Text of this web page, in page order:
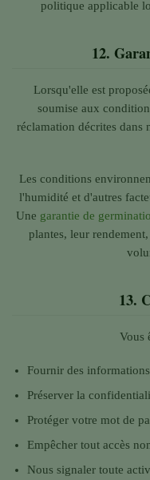
politique applicable
12.
Lorsqu'elle est
soumise aux
réclamation décrites dans
Les conditions
l'humidité et d'autres
Une garantie de
plantes, leur
13.
Vous
Fournir des
Préserver la
Protéger votre mot de
Empêcher tout accès
Nous signaler toute